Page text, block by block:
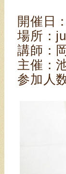
開催日
場所：
講師：
主催：
参加人